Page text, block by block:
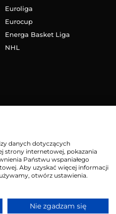
Euroliga
Eurocup
Energa Basket Liga
NHL
danych dotyczących
strony internetowej, pokazania
Państwu wspaniałego
Aby uzyskać więcej informacji
otwórz ustawienia.
Nie zgadzam się